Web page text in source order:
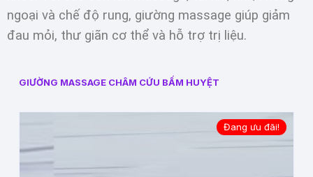
ngoại và chế độ rung, giường massage giúp giảm
đau mỏi, thư giãn cơ thể và hỗ trợ trị liệu.
GIƯỜNG MASSAGE CHÂM CỨU BẤM HUYỆT
Đang ưu đãi!